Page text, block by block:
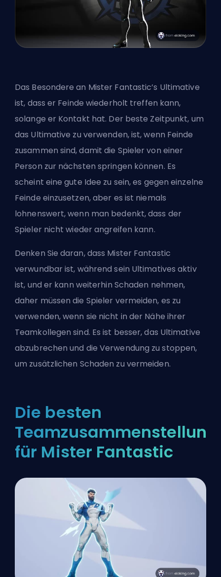
Das Besondere an Mister Fantastic’s Ultimative
ist, dass er Feinde wiederholt treffen kann,
solange er Kontakt hat. Der beste Zeitpunkt, um
das Ultimative zu verwenden, ist, wenn Feinde
zusammen sind, damit die Spieler von einer
Person zur nächsten springen können. Es
scheint eine gute Idee zu sein, es gegen einzelne
Feinde einzusetzen, aber es ist niemals
lohnenswert, wenn man bedenkt, dass der
Spieler nicht wieder angreifen kann.
Denken Sie daran, dass Mister Fantastic
verwundbar ist, während sein Ultimatives aktiv
ist, und er kann weiterhin Schaden nehmen,
daher müssen die Spieler vermeiden, es zu
verwenden, wenn sie nicht in der Nähe ihrer
Teamkollegen sind. Es ist besser, das Ultimative
abzubrechen und die Verwendung zu stoppen,
um zusätzlichen Schaden zu vermeiden.
Die besten
für Mister Fantastic